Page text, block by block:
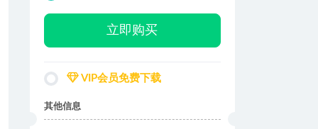
立即购买
VIP会员免费下载
其他信息